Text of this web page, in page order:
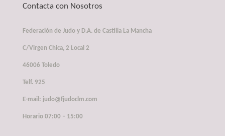
Contacta con Nosotros
Federación de Judo y D.A. de Castilla La Mancha
C/Virgen Chica, 2 Local 2
46006 Toledo
Telf. 925
E-mail: judo@fjudoclm.com
Horario 07:00 – 15:00